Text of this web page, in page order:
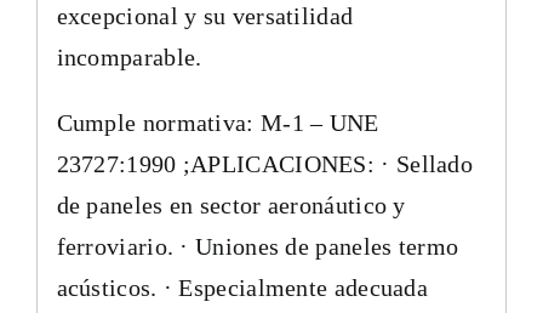
excepcional y su versatilidad
incomparable.
Cumple normativa: M-1 – UNE
23727:1990 ;APLICACIONES: · Sellado
de paneles en sector aeronáutico y
ferroviario. · Uniones de paneles termo
acústicos. · Especialmente adecuada